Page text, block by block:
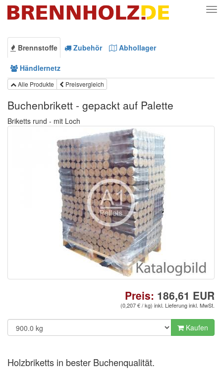
Brennstoffe Zubehör Abhollager
Händlernetz
Alle Produkte Preisvergleich
Buchenbrikett - gepackt auf Palette
Briketts rund - mit Loch
Preis: 186,61 EUR
(0,207€ / kg) inkl. Lieferung inkl. MwSt.
Kaufen
Holzbriketts in bester Buchenqualität.